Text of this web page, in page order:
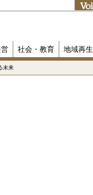
社会・教育 地域再生
未来